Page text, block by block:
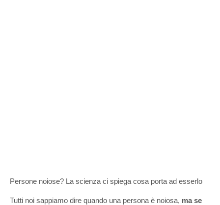
Persone noiose? La scienza ci spiega cosa porta ad esserlo
Tutti noi sappiamo dire quando una persona è noiosa, ma se